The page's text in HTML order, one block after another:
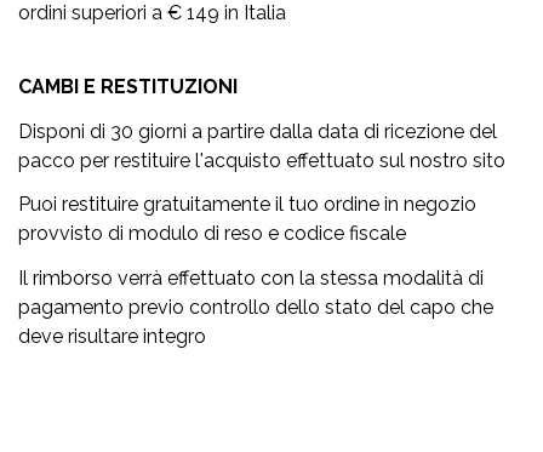
ordini superiori a € 149 in Italia
CAMBI E RESTITUZIONI
Disponi di 30 giorni a partire dalla data di ricezione del
pacco per restituire l'acquisto effettuato sul nostro sito
Puoi restituire gratuitamente il tuo ordine in negozio
provvisto di modulo di reso e codice fiscale
Il rimborso verrà effettuato con la stessa modalità di
pagamento previo controllo dello stato del capo che
deve risultare integro